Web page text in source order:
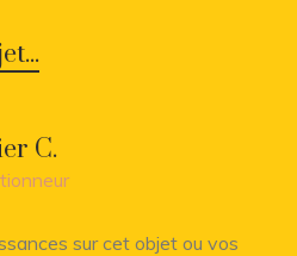
C.
sur cet objet ou vos